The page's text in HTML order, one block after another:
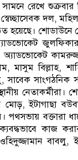
রেখে শুক্রবার
দল,
হয়েছে। শোডাউনে
অ্যাডভোকেট
মাসুম বিল্লাহ,
সাংগঠনিক
নেতাকর্মীরা।
ইটাগাছা
বক্তারা
কাজ
বাবলু,